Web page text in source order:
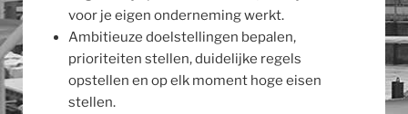
voor je eigen onderneming werkt.
Ambitieuze doelstellingen bepalen,
prioriteiten stellen, duidelijke regels
opstellen en op elk moment hoge eisen
stellen.